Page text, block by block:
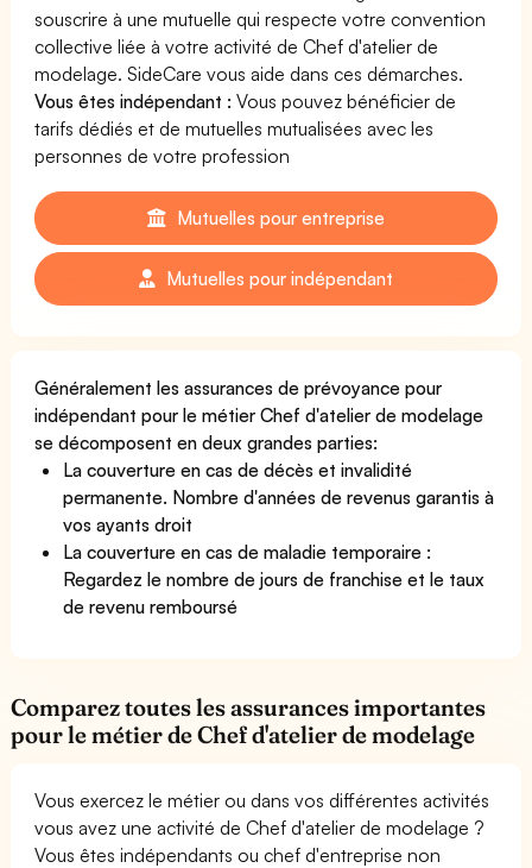
souscrire à une mutuelle qui respecte votre convention
collective liée à votre activité de Chef d'atelier de
modelage. SideCare vous aide dans ces démarches.
Vous êtes indépendant : Vous pouvez bénéficier de
tarifs dédiés et de mutuelles mutualisées avec les
personnes de votre profession
Mutuelles pour entreprise
Mutuelles pour indépendant
Généralement les assurances de prévoyance pour
indépendant pour le métier Chef d'atelier de modelage
se décomposent en deux grandes parties:
La couverture en cas de décès et invalidité
permanente. Nombre d'années de revenus garantis à
vos ayants droit
La couverture en cas de maladie temporaire :
Regardez le nombre de jours de franchise et le taux
de revenu remboursé
Comparez toutes les assurances importantes
pour le métier de Chef d'atelier de modelage
Vous exercez le métier ou dans vos différentes activités
vous avez une activité de Chef d'atelier de modelage ?
Vous êtes indépendants ou chef d'entreprise non